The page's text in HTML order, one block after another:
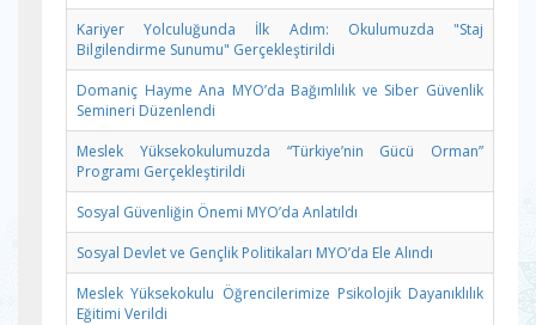
Kariyer Yolculuğunda İlk Adım: Okulumuzda "Staj
Bilgilendirme Sunumu" Gerçekleştirildi
Domaniç Hayme Ana MYO’da Bağımlılık ve Siber Güvenlik
Semineri Düzenlendi
Meslek Yüksekokulumuzda “Türkiye’nin Gücü Orman”
Programı Gerçekleştirildi
Sosyal Güvenliğin Önemi MYO’da Anlatıldı
Sosyal Devlet ve Gençlik Politikaları MYO’da Ele Alındı
Meslek Yüksekokulu Öğrencilerimize Psikolojik Dayanıklılık
Eğitimi Verildi